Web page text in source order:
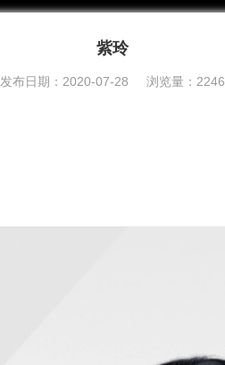
紫玲
发布日期：2020-07-28 浏览量：2246